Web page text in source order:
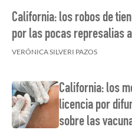
California: los robos de
por las pocas represalias
VERÓNICA SILVERI PAZOS
California: los
licencia por
sobre las